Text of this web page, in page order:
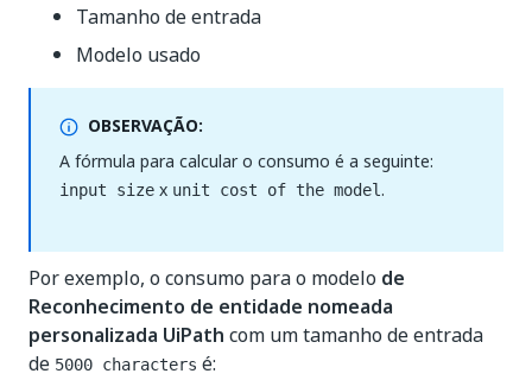
Tamanho de entrada
Modelo usado
OBSERVAÇÃO:
A fórmula para calcular o consumo é a seguinte:
input size x unit cost of the model.
Por exemplo, o consumo para o modelo de
Reconhecimento de entidade nomeada
personalizada UiPath com um tamanho de entrada
de 5000 characters é: